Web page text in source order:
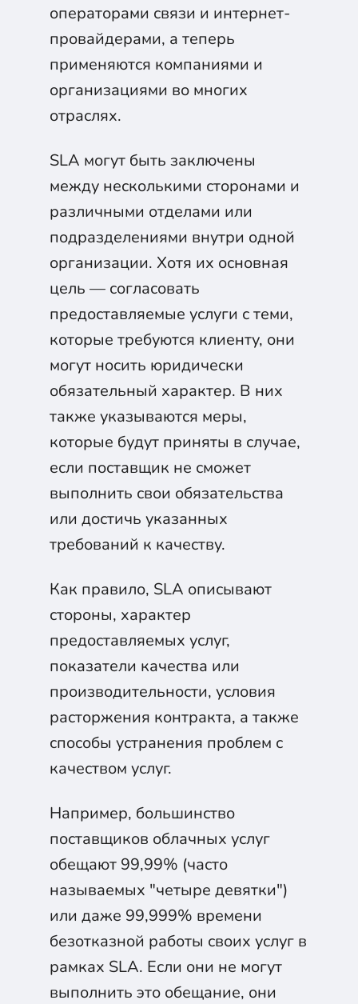
операторами связи и интернет-
провайдерами, а теперь
применяются компаниями и
организациями во многих
отраслях.
SLA могут быть заключены
между несколькими сторонами и
различными отделами или
подразделениями внутри одной
организации. Хотя их основная
цель — согласовать
предоставляемые услуги с теми,
которые требуются клиенту, они
могут носить юридически
обязательный характер. В них
также указываются меры,
которые будут приняты в случае,
если поставщик не сможет
выполнить свои обязательства
или достичь указанных
требований к качеству.
Как правило, SLA описывают
стороны, характер
предоставляемых услуг,
показатели качества или
производительности, условия
расторжения контракта, а также
способы устранения проблем с
качеством услуг.
Например, большинство
поставщиков облачных услуг
обещают 99,99% (часто
называемых "четыре девятки")
или даже 99,999% времени
безотказной работы своих услуг в
рамках SLA. Если они не могут
выполнить это обещание, они